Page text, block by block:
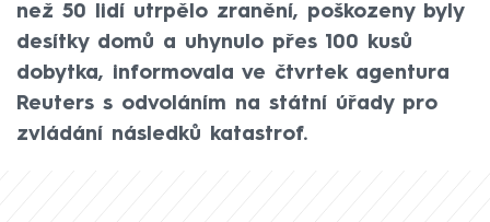
než 50 lidí utrpělo zranění, poškozeny byly
desítky domů a uhynulo přes 100 kusů
dobytka, informovala ve čtvrtek agentura
Reuters s odvoláním na státní úřady pro
zvládání následků katastrof.